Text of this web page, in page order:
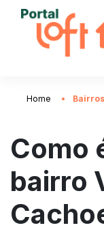
Home Bairros
Como
bairro